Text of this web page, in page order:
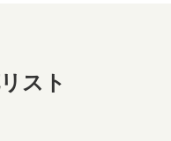
スト